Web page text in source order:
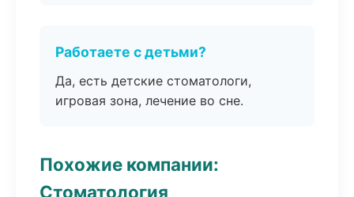
Работаете с детьми?
Да, есть детские стоматологи,
игровая зона, лечение во сне.
Похожие компании:
Стоматология